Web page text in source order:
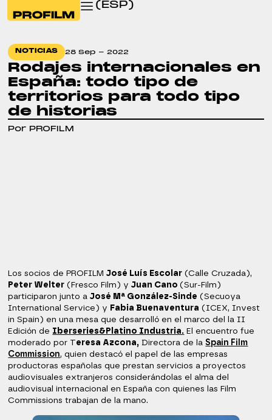
(ESP)
NOTICIAS 28 Sep - 2022
Rodajes internacionales en
España: todo tipo de
territorios para todo tipo
de historias
Por PROFILM
Los socios de PROFILMJosé Luís Escolar (Calle Cruzada),
Peter Welter (Fresco Film) yJuan Cano(Sur-Film)
participaron junto aJosé Mª González-Sinde (Secuoya
International Service) y Fabia Buenaventura (ICEX, Invest
in Spain) en una mesa que desarrolló en el marco del la II
Edición de Iberseries&Platino Industria. El encuentro fue
moderado por Teresa Azcona, Directora de laSpain Film
Commission, quien destacó el papel de las empresas
productoras españolas que prestan servicios a proyectos
audiovisuales extranjeros considerándolas el alma del
audiovisual internacional en España con quienes las Film
Commissions trabajan de la mano.